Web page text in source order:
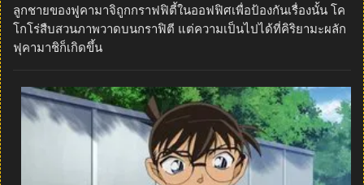
ลูกชายของฟูคามาจิถูกกราฟฟิตี้ในออฟฟิศเพื่อป้องกันเรื่องนั้น โค
โกโร่สืบสวนภาพวาดบนกราฟิตี แต่ความเป็นไปได้ที่คิริยามะผลัก
ฟุคามาชิก็เกิดขึ้น